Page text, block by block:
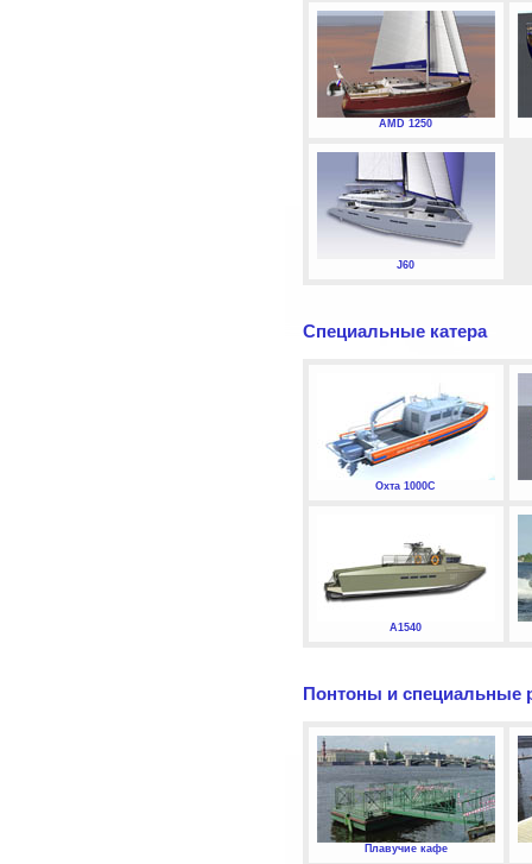
AMD 1250
J60
Специальные катера
Охта 1000С
А1540
Понтоны и специальные
Плавучие кафе